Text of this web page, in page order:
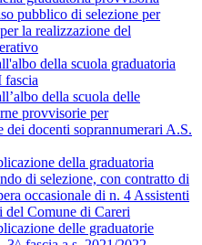
pubblico di selezione per
la realizzazione del
della scuola graduatoria
della scuola delle
provvisorie per
dei docenti soprannumerari A.S.
della graduatoria
di selezione, con contratto di
occasionale di n. 4 Assistenti
del Comune di Careri
delle graduatorie